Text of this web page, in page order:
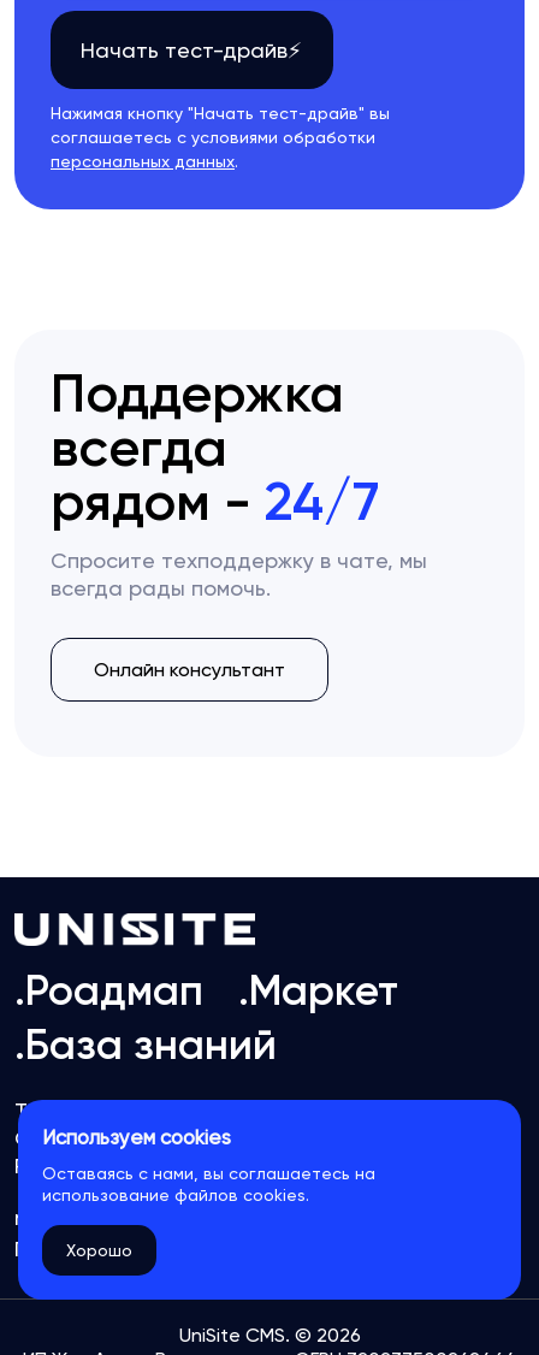
Начать тест-драйв⚡
Нажимая кнопку "Начать тест-драйв" вы
соглашаетесь с условиями обработки
персональных данных.
Поддержка
всегда
рядом - 24/7
Спросите техподдержку в чате, мы
всегда рады помочь.
Онлайн консультант
.Роадмап
.Маркет
.База знаний
Тест-драйв
Обработка персональных данных
Реквизиты организации
manager@unisite.org
Поддержать проект
UniSite CMS. © 2026
Используем cookies
Оставаясь с нами, вы соглашаетесь на
использование файлов cookies.
Хорошо